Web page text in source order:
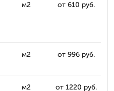
м2 от 610 руб.
м2 от 996 руб.
м2 от 1220 руб.